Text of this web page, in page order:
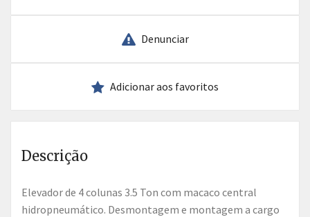
Denunciar
Adicionar aos favoritos
Descrição
Elevador de 4 colunas 3.5 Ton com macaco central
hidropneumático. Desmontagem e montagem a cargo